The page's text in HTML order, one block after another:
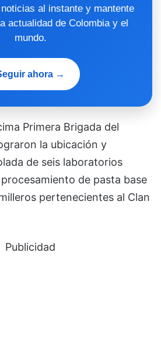
al instante y mantente
actualidad de Colombia y el
mundo.
ahora →
Primera Brigada del
la ubicación y
de seis laboratorios
de pasta base
pertenecientes al Clan
Publicidad